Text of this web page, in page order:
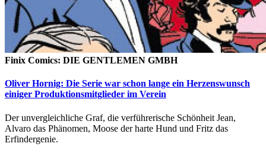
Finix Comics: DIE GENTLEMEN GMBH
Oliver Hornig: Die Serie war schon lange ein Herzenswunsch
einiger Produktionsmitglieder im Verein
Der unvergleichliche Graf, die verführerische Schönheit Jean,
Alvaro das Phänomen, Moose der harte Hund und Fritz das
Erfindergenie.